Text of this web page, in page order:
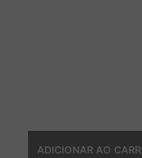
ADICIONAR AO